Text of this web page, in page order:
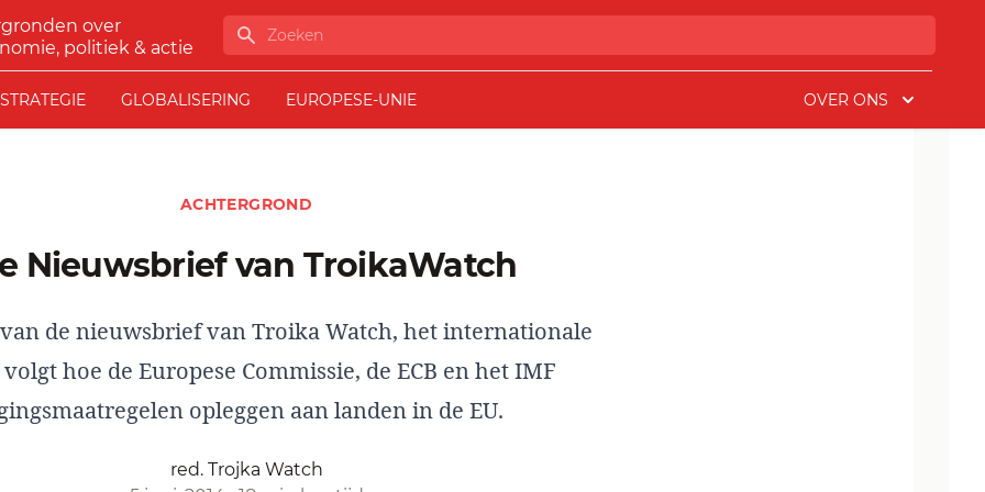
over
politiek & actie
Zoeken
STRATEGIE GLOBALISERING EUROPESE-UNIE OVER ONS
ACHTERGROND
Nieuwsbrief van TroikaWatch
de nieuwsbrief van Troika Watch, het internationale
hoe de Europese Commissie, de ECB en het IMF
opleggen aan landen in de EU.
red. Trojka Watch